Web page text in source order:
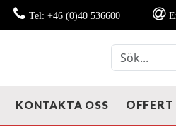
Tel: +46 (0)40 536600
KONTAKTA OSS OFFERT